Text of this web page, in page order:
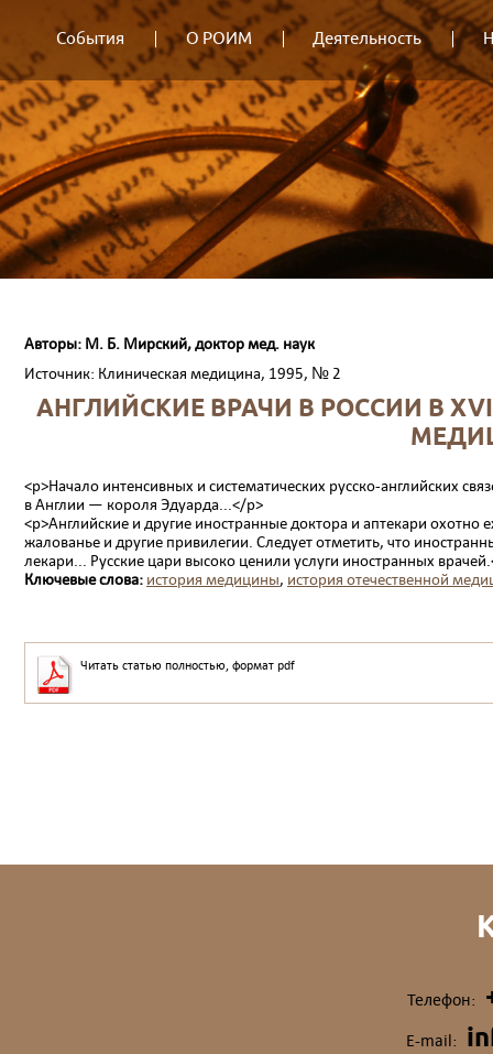
События О РОИМ Деятельность
Авторы: М. Б. Мирский, доктор мед. наук
Источник: Клиническая медицина, 1995, № 2
АНГЛИЙСКИЕ ВРАЧИ В РОССИИ В
<p>Начало интенсивных и систематических русско-английских
в Англии — короля Эдуарда...</p>
<p>Английские и другие иностранные доктора и аптекари
жалованье и другие привилегии. Следует отметить, что
лекари... Русские цари высоко ценили услуги иностранных
Ключевые слова: история медицины, история отечественной
Читать статью полностью, формат pdf
Телефон:
E-mail: